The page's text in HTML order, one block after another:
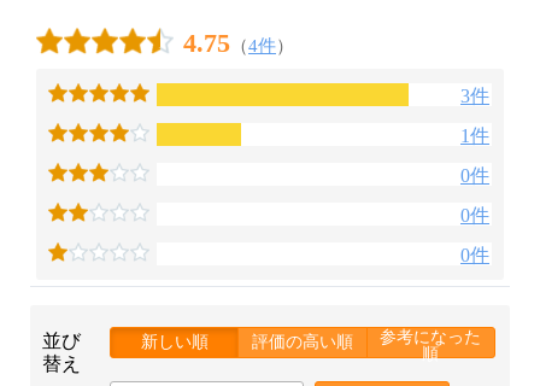
4.75 （4件）
3件
1件
0件
0件
0件
並び
替え
新しい順 評価の高い順
参考になった
順